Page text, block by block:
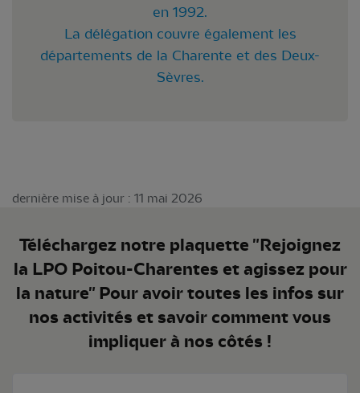
en 1992.
La délégation couvre également les
départements de la Charente et des Deux-
Sèvres.
dernière mise à jour : 11 mai 2026
Téléchargez notre plaquette "Rejoignez
la LPO Poitou-Charentes et agissez pour
la nature" Pour avoir toutes les infos sur
nos activités et savoir comment vous
impliquer à nos côtés !